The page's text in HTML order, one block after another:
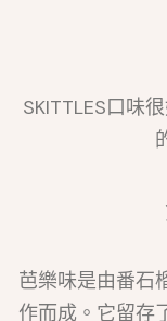
SKITTLES口味
芭樂味是由番石
作而成。它留存